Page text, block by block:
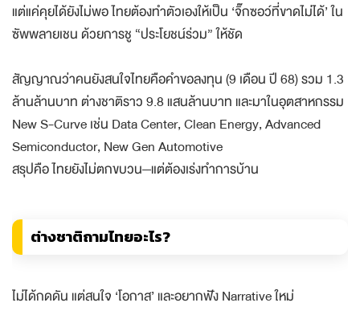
แต่แค่คุยได้ยังไม่พอ ไทยต้องทำตัวเองให้เป็น ‘จิ๊กซอว์ที่ขาดไม่ได้’ ใน
ซัพพลายเชน ด้วยการชู “ประโยชน์ร่วม” ให้ชัด
สัญญาณว่าคนยังสนใจไทยคือคำขอลงทุน (9 เดือน ปี 68) รวม 1.3
ล้านล้านบาท ต่างชาติราว 9.8 แสนล้านบาท และมาในอุตสาหกรรม
New S-Curve เช่น Data Center, Clean Energy, Advanced
Semiconductor, New Gen Automotive
สรุปคือ ไทยยังไม่ตกขบวน—แต่ต้องเร่งทำการบ้าน
ต่างชาติถามไทยอะไร?
ไม่ได้กดดัน แต่สนใจ ‘โอกาส’ และอยากฟัง Narrative ใหม่